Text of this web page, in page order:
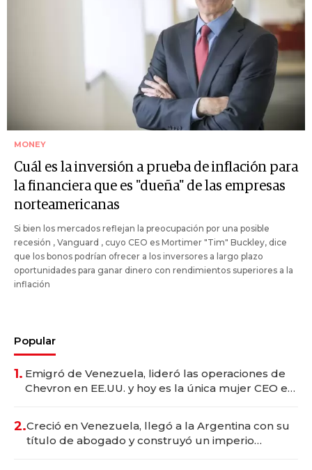
MONEY
Cuál es la inversión a prueba de inflación para
la financiera que es "dueña" de las empresas
norteamericanas
Si bien los mercados reflejan la preocupación por una posible
recesión , Vanguard , cuyo CEO es Mortimer "Tim" Buckley, dice
que los bonos podrían ofrecer a los inversores a largo plazo
oportunidades para ganar dinero con rendimientos superiores a la
inflación
Popular
1. Emigró de Venezuela, lideró las operaciones de
Chevron en EE.UU. y hoy es la única mujer CEO en
2.Creció en Venezuela, llegó a la Argentina con su
título de abogado y construyó un imperio